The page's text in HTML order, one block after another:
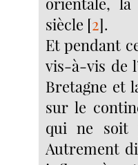
siècle [2].
Et pendant
vis-à-vis de
Bretagne et
sur le
qui ne soit
Autrement